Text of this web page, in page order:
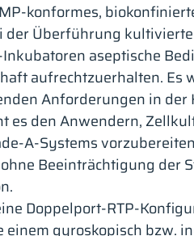
konformes,
der Überführung
aseptische
aufrechtzuerhalten. Es
Anforderungen in der
es den Anwendern,
A-Systems
Beeinträchtigung der
Doppelport-RTP-
einem gyroskopisch bzw.